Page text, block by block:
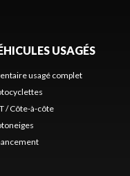
USAGÉS
usagé complet
/ Côte-à-côte